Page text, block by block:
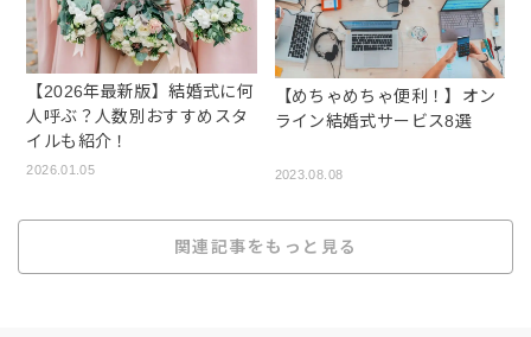
【2026年最新版】結婚式に何
人呼ぶ？人数別おすすめスタ
イルも紹介！
2026.01.05
【めちゃめちゃ便利！】オン
ライン結婚式サービス8選
2023.08.08
関連記事をもっと見る